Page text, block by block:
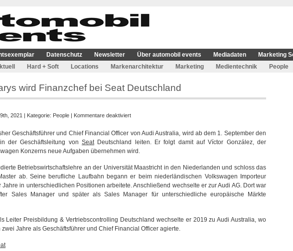
Datenschutz Newsletter Über automobil events Mediadaten
Marketing
Hard + Soft Locations Markenarchitektur Marketing Medientechnik People
wird Finanzchef bei Seat Deutschland
2021 | Kategorie: People | Kommentare deaktiviertfür
Van
Parys
wird
bei
Seat
Deutschland
Geschäftsführer und Chief Financial Officer von Audi Australia, wird ab dem 1. September den
der Geschäftsleitung von SeatDeutschland leiten. Er folgt damit auf Víctor González, der
Konzerns neue Aufgaben übernehmen wird.
Betriebswirtschaftslehre an der Universität Maastricht in den Niederlanden und schloss das
ab. Seine berufliche Laufbahn begann er beim niederländischen Volkswagen Importeur
Jahre in unterschiedlichen Positionen arbeitete. Anschließend wechselte er zur Audi AG. Dort war
Sales Manager und später als Sales Manager für unterschiedliche europäische Märkte
Leiter Preisbildung & Vertriebscontrolling Deutschland wechselte er 2019 zu Audi Australia, wo
Jahre als Geschäftsführer und Chief Financial Officer agierte.